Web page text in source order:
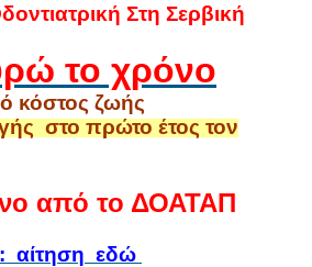
Στη Σερβική
το χρόνο
κόστος ζωής
στο πρώτο έτος τον
από το ΔΟΑΤΑΠ
αίτηση εδώ